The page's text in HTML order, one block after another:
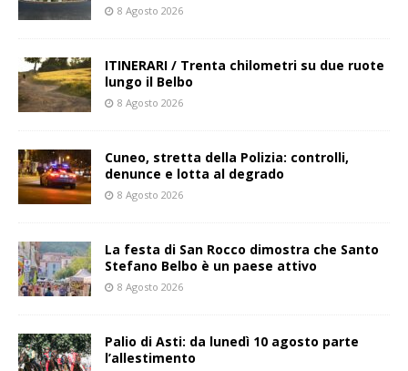
8 Agosto 2026
ITINERARI / Trenta chilometri su due ruote
lungo il Belbo
8 Agosto 2026
Cuneo, stretta della Polizia: controlli,
denunce e lotta al degrado
8 Agosto 2026
La festa di San Rocco dimostra che Santo
Stefano Belbo è un paese attivo
8 Agosto 2026
Palio di Asti: da lunedì 10 agosto parte
l’allestimento